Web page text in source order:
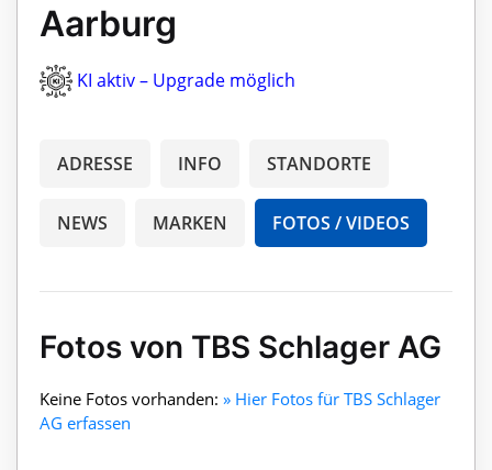
Aarburg
KI aktiv – Upgrade möglich
ADRESSE INFO STANDORTE
NEWS MARKEN FOTOS / VIDEOS
Fotos von TBS Schlager AG
Keine Fotos vorhanden: » Hier Fotos für TBS Schlager
AG erfassen